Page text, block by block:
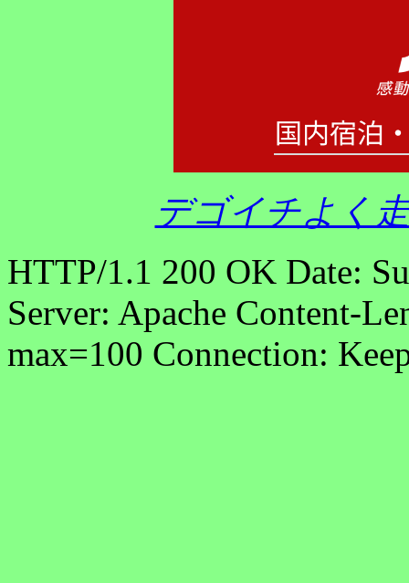
デゴイチよく
HTTP/1.1 200 OK Date:
Server: Apache Content-
max=100 Connection: